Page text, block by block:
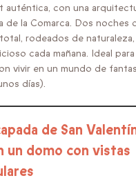
auténtica, con una
de la Comarca. Dos noches
rodeados de
cada mañana. Ideal
vivir en un mundo de
días).
de San
un domo con vistas